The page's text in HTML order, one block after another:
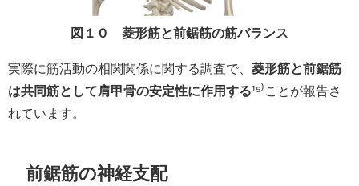
図１０ 菱形筋と前鋸筋の筋バランス
実際に筋活動の相関関係に関する調査で、 菱形筋と前鋸筋
は共同筋として肩甲骨の安定性に作用する¹⁵⁾ことが報告さ
れています。
前鋸筋の神経支配